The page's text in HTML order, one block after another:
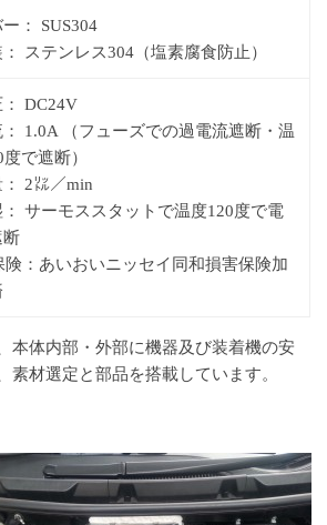
ー： SUS304
ステンレス304（塩素腐食防止）
： DC24V
： 1.0A （フューズでの過電流遮断・温
度で遮断）
2㍑／min
： サーモススタットで温度120度で電
断
険：あいおいニッセイ同和損害保険加
本体内部・外部に機器及び装着機の安
素材選定と部品を搭載しています。